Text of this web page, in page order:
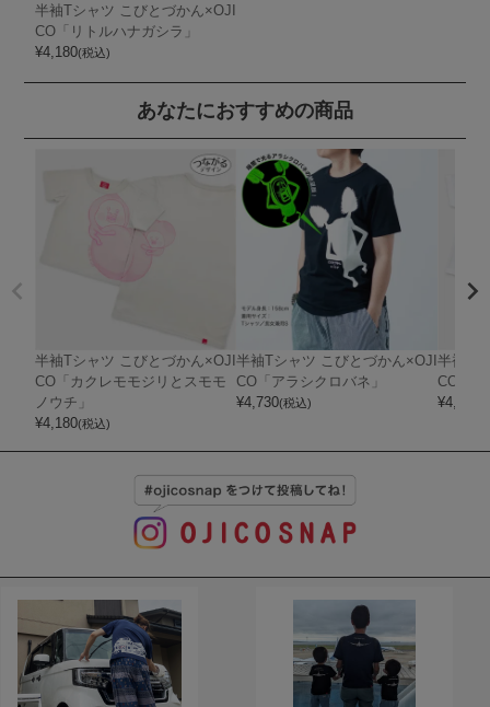
半袖Tシャツ こびとづかん×OJI
CO「リトルハナガシラ」
¥4,180(税込)
あなたにおすすめの商品
半袖Tシャツ こびとづかん×OJI
CO「カクレモモジリとスモモ
ノウチ」
¥4,180(税込)
半袖Tシャツ こびとづかん×OJI
CO「アラシクロバネ」
¥4,730(税込)
半袖T
CO「
¥4,180